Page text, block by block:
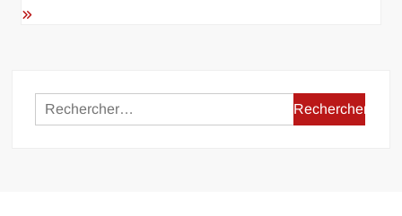
Rechercher :